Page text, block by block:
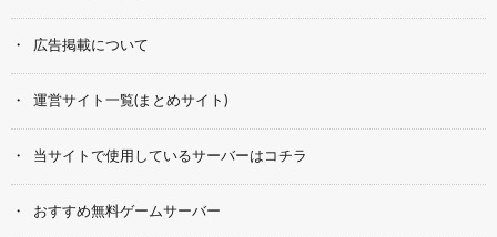
広告掲載について
運営サイト一覧(まとめサイト)
当サイトで使用しているサーバーはコチラ
おすすめ無料ゲームサーバー